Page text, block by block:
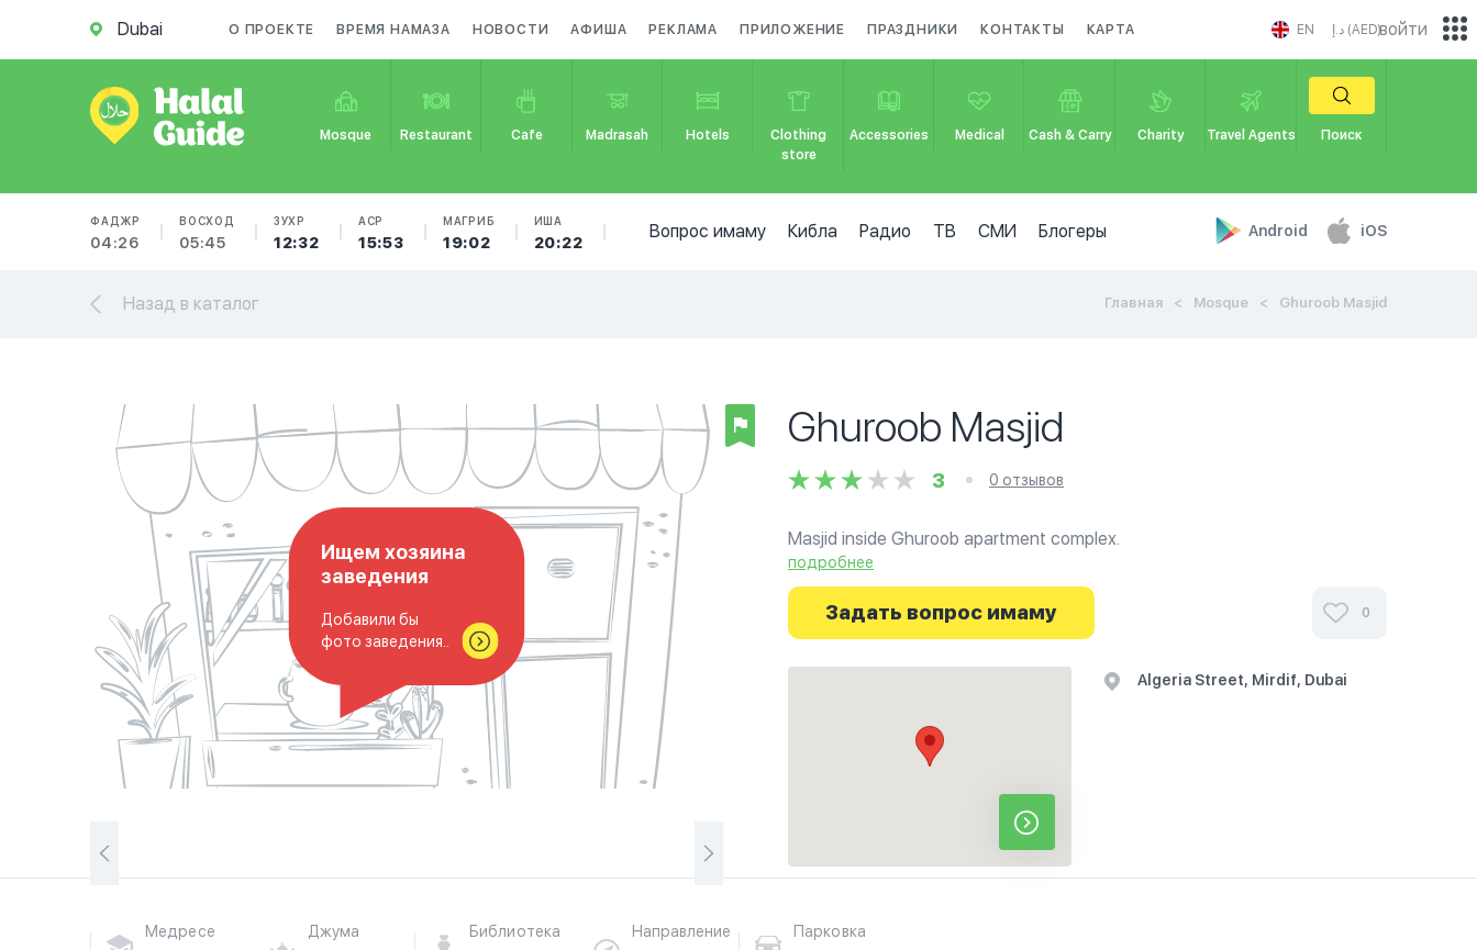
Dubai О ПРОЕКТЕ ВРЕМЯ НАМАЗА НОВОСТИ АФИША РЕКЛАМА ПРИЛОЖЕНИЕ ПРАЗДНИКИ КОНТАКТЫ КАРТА EN د.إ (AED)
Mosque Restaurant Cafe Madrasah Hotels
Clothing
store
Accessories Medical Cash & Carry Charity Travel Agents Поиск
ФАДЖР
04:26
ВОСХОД
05:45
ЗУХР
12:32
АСР
15:53
МАГРИБ
19:02
ИША
20:22
Вопрос имаму Кибла Радио ТВ СМИ Блогеры Android iOS
войти
Назад в каталог Главная Mosque Ghuroob Masjid
Ищем хозяина
заведения
Добавили бы
фото заведения..
Ghuroob Masjid
3 0 отзывов
Masjid inside Ghuroob apartment complex.
подробнее
Задать вопрос имаму 0
Algeria Street, Mirdif, Dubai
Медресе
Джума
Библиотека
Направление
Парковка